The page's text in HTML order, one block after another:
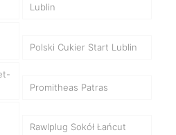
Lublin
Polski Cukier Start Lublin
Promitheas Patras
Rawlplug Sokół Łańcut